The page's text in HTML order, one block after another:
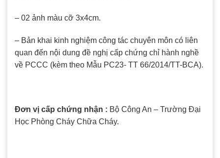
– 02 ảnh màu cỡ 3x4cm.
– Bản khai kinh nghiệm công tác chuyên môn có liên
quan đến nội dung đề nghị cấp chứng chỉ hành nghề
về PCCC (kèm theo Mẫu PC23- TT 66/2014/TT-BCA).
Đơn vị cấp chứng nhận : Bộ Công An – Trường Đại
Học Phòng Cháy Chữa Cháy.